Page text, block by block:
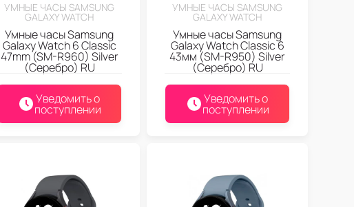
УМНЫЕ ЧАСЫ SAMSUNG
GALAXY WATCH
Умные часы Samsung
Galaxy Watch 6 Classic
47mm (SM-R960) Silver
(Серебро) RU
Уведомить о
поступлении
УМНЫЕ ЧАСЫ SAMSUNG
GALAXY WATCH
Умные часы Samsung
Galaxy Watch Classic 6
43мм (SM-R950) Silver
(Серебро) RU
Уведомить о
поступлении